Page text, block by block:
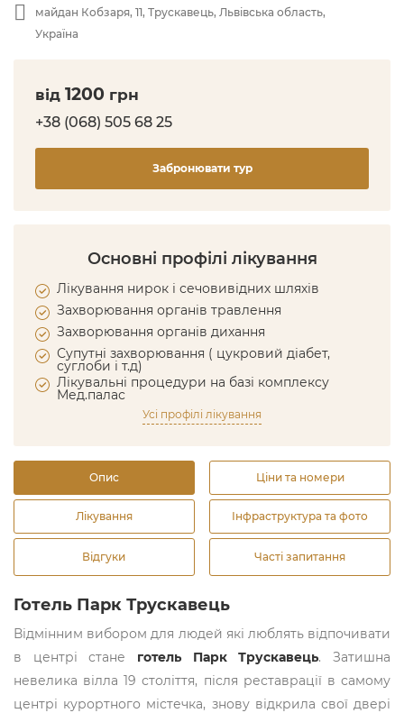
Опис Ціни та номери
Лікування Інфраструктура та фото
Відгуки Часті запитання
Готель Парк Трускавець
Відмінним вибором для людей які люблять відпочивати
в центрі стане готель Парк Трускавець. Затишна
невелика вілла 19 століття, після реставрації в самому
центрі курортного містечка, знову відкрила свої двері
майдан Кобзаря, 11, Трускавець, Львівська область,
Україна
від 1200 грн
+38 (068) 505 68 25
Забронювати тур
Основні профілі лікування
Лікування нирок і сечовивідних шляхів
Захворювання органів травлення
Захворювання органів дихання
Супутні захворювання ( цукровий діабет,
суглоби і т.д)
Лікувальні процедури на базі комплексу
Мед.палас
Усі профілі лікування